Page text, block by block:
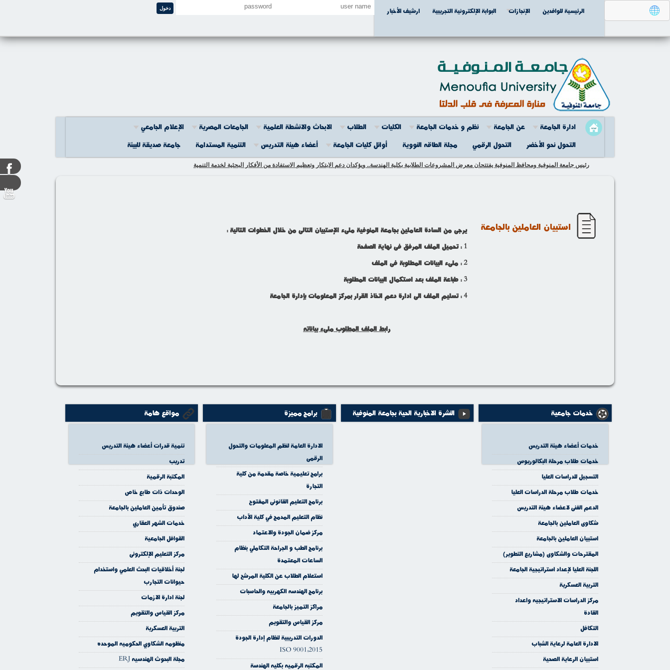
الرئيسية للوافدين الإنجازات البوابة الإلكترونية التجريبية ارشيف الأخبار
ادارة الجامعة عن الجامعة نظم و خدمات الجامعة الكليات الطلاب الابحاث والانشطة العلمية الجامعات المصرية
اﻹعلام الجامعي
التحول نحو الأخضر
التحول الرقمي مجلة الطاقه النووية أوائل كليات الجامعة أعضاء هيئة التدريس التنمية المستدامة جامعة صديقة للبيئة
رئيس جامعة المنوفية خلال جلسة مجلس الجامعة اليوم..
استبيان العاملين بالجامعة
يرجى من السادة العاملين بجامعة المنوفية ملىء الإستبيان التالى من خلال الخطوات التالية :
1 : تحميل الملف المرفق فى نهاية الصفحة
2 : ملىء البيانات المطلوبة فى الملف
3 : طباعة الملف بعد استكمال البيانات المطلوبة
4 : تسليم الملف الى ادارة دعم اتخاذ القرار بمركز المعلومات بإدارة الجامعة
رابط الملف المطلوب ملىء بياناته
خدمات جامعية
خدمات أعضاء هيئة التدريس
خدمات طلاب مرحلة البكالوريوس
التسجيل للدراسات العليا
خدمات طلاب مرحلة الدراسات العليا
الدعم الفنى لاعضاء هيئة التدريس
شكاوى العاملين بالجامعة
استبيان العاملين بالجامعة
المقترحات والشكاوى (مشاريع التطوير)
اللجنة العليا لإعداد استراتيجية الجامعة
التربية العسكرية
مركز الدراسات الاستراتيجيه واعداد
القادة
التكافل
الادارة العامة لرعاية الشباب
استبيان الرعاية الصحية
النشرة الاخبارية الحية بجامعة المنوفية برامج مميزة
الادارة العامة لنظم المعلومات والتحول
الرقمى
برامج تعليمية خاصة مقدمة من كلية
التجارة
برنامج التعليم القانونى المفتوح
نظام التعليم المدمج في كلية الآداب
مركز ضمان الجودة والاعتماد
برنامج الطب و الجراحة التكاملي بنظام
الساعات المعتمدة
استعلام الطلاب عن الكلية المرشح لها
برنامج الهندسه الكهربيه والحاسبات
مراكز التميز بالجامعة
مركز القياس والتقويم
الدورات التدريبية لنظام إدارة الجودة
ISO 9001:2015
المكتبه الرقميه بكليه الهندسة
مواقع هامة
تنمية قدرات أعضاء هيئة التدريس
تدريب
المكتبة الرقمية
الوحدات ذات طابع خاص
صندوق تأمين العاملين بالجامعة
خدمات الشهر العقاري
القوافل الجامعية
مركز التعليم الإلكترونى
لجنة أخلاقيات البحث العلمي واستخدام
حيوانات التجارب
لجنة ادارة الازمات
مركز القياس والتقويم
التربية العسكرية
منظومه الشكاوي الحكوميه الموحده
مجلة البحوث الهندسيه ERJ